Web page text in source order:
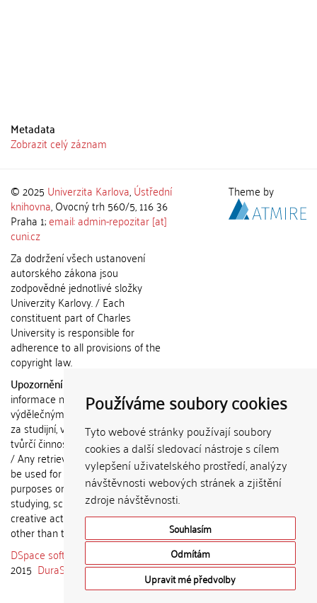
Používáme soubory cookies
Tyto webové stránky používají soubory
cookies a další sledovací nástroje s cílem
vylepšení uživatelského prostředí, analýzy
návštěvnosti webových stránek a zjištění
zdroje návštěvnosti.
Souhlasím
Odmítám
Upravit mé předvolby
Metadata
Zobrazit celý záznam
© 2025 Univerzita Karlova,Ústřední
knihovna, Ovocný trh 560/5, 116 36
Praha 1;email: admin-repozitar [at]
cuni.cz
Za dodržení všech ustanovení
autorského zákona jsou
zodpovědné jednotlivé složky
Univerzity Karlovy. / Each
constituent part of Charles
University is responsible for
adherence to all provisions of the
copyright law.
Upozornění / Notice:
informace nemohou být použity k
výdělečným účelům nebo vydávány
za studijní, vědeckou nebo jinou
tvůrčí činnost jiné osoby než autora.
/ Any retrieved information shall not
be used for any commercial
purposes or claimed as results of
studying, scientific or any other
creative activities of any person
other than the author.
DSpace software
copyright © 2002-
2015 DuraSpace
Theme by